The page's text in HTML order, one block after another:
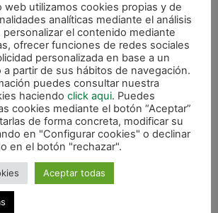
Osasuna Genuine participó del partido ante Industrias Santa Coloma con una exhibición en el descanso
DE LIGA
web utilizamos cookies propias y de
analíticas mediante el análisis
el contenido mediante
ofrecer funciones de redes sociales
personalizada en base a un
a partir de sus hábitos de navegación.
puedes consultar nuestra
haciendo click aqui. Puedes
cookies mediante el botón “Aceptar”
de forma concreta, modificar su
en "Configurar cookies" o declinar
en el botón "rechazar".
Aceptar todas